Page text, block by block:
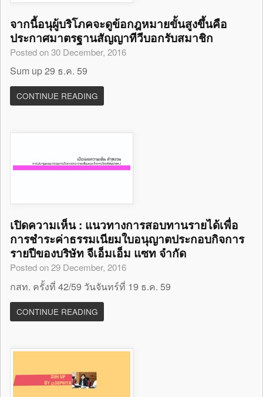
จากนี้อนุผู้บริโภคจะดูข้อกฎหมายขั้นสูงขึ้นคือ
ประกาศมาตรฐานสัญญาทีวีบอกรับสมาชิก
Posted on 30 December, 2016
Sum up 29 ธ.ค. 59
CONTINUE READING
เปิดความเห็น : แนวทางการสอบทานรายได้เพื่อ
การชำระค่าธรรมเนียมใบอนุญาตประกอบกิจการ
รายปีของบริษัท จีเอ็มเอ็ม แซท จำกัด
Posted on 29 December, 2016
กสท. ครั้งที่ 42/59 วันจันทร์ที่ 19 ธ.ค. 59
CONTINUE READING